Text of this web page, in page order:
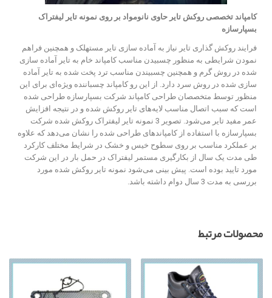
کامپاند تخصصی روکش تایر حاوی نانومواد بر روی نمونه تایر لیفتراک
بسپارسازه
فرایند روکش گذاری تایر نیاز به آماده سازی تایر مستهلک و همچنین فراهم
نمودن شرایطی به منظور چسبیدن مناسب کامپاند خام به تایر آماده سازی
شده در روش گرم و همچنین چسبیندن مناسب ترد پخت شده به تایر آماده
سازی شده در روش سرد دارد. از این رو کامپاند چسباننده ویژه‌ای برای این
منظور توسط متخصصان طراحی کامپاند شرکت بسپارسازه طراحی شده
است که سبب اتصال مناسب لایه‌های تایر روکش شده و در نتیجه افزایش
عمر مفید تایر می‌شود. تصویر 3 نمونه تایر لیفتراک روکش شده شرکت
بسپارسازه با استفاده از کامپاندهای طراحی شده را نشان می‌دهد که علاوه
بر عملکرد مناسب بر روی سطوح خیس و خشک در شرایط مختلف کارکرد
طی مدت یک سال از بکارگیری مستمر لیفتراک در حمل بار در این شرکت
مورد تایید بوده است. پیش بینی می‌شود نمونه تایر روکش شده مورد
بررسی به مدت 3 سال دوام داشته باشد.
محصولات مرتبط